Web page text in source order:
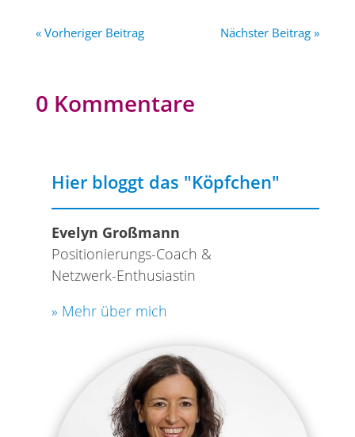
« Vorheriger Beitrag Nächster Beitrag »
0 Kommentare
Hier bloggt das "Köpfchen"
Evelyn Großmann
Positionierungs-Coach &
Netzwerk-Enthusiastin
» Mehr über mich